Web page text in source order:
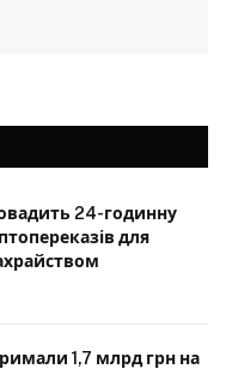
24-годинну
для
1,7 млрд грн на